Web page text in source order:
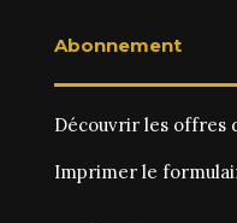
Abonnement
Découvrir les offres
Imprimer le